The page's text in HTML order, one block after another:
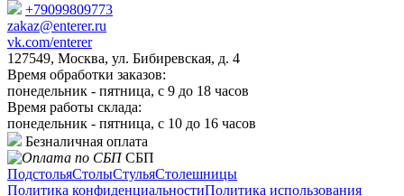
+79099809773
zakaz@enterer.ru
vk.com/enterer
127549, Москва, ул. Бибиревская, д. 4
Время обработки заказов:
понедельник - пятница, с 9 до 18 часов
Время работы склада:
понедельник - пятница, с 10 до 16 часов
Безналичная оплата
СБП
ПодстольяСтолыСтульяСтолешницы
Политика конфиденциальностиПолитика использования